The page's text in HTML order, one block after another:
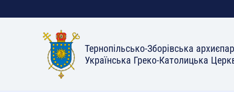
Тернопільсько-Зборівська
Українська Греко-Католицька